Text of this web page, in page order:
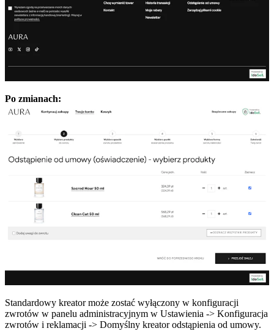
Po zmianach:
Standardowy kreator może zostać wyłączony w konfiguracji
zwrotów w panelu administracyjnym w Ustawienia -> Konfiguracja
zwrotów i reklamacji -> Domyślny kreator odstąpienia od umowy.